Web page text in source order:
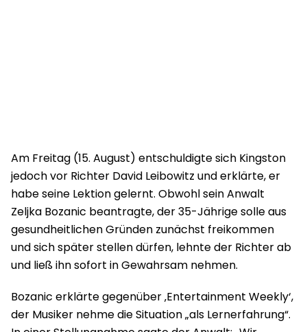
Am Freitag (15. August) entschuldigte sich Kingston
jedoch vor Richter David Leibowitz und erklärte, er
habe seine Lektion gelernt. Obwohl sein Anwalt
Zeljka Bozanic beantragte, der 35-Jährige solle aus
gesundheitlichen Gründen zunächst freikommen
und sich später stellen dürfen, lehnte der Richter ab
und ließ ihn sofort in Gewahrsam nehmen.
Bozanic erklärte gegenüber ‚Entertainment Weekly‘,
der Musiker nehme die Situation „als Lernerfahrung“.